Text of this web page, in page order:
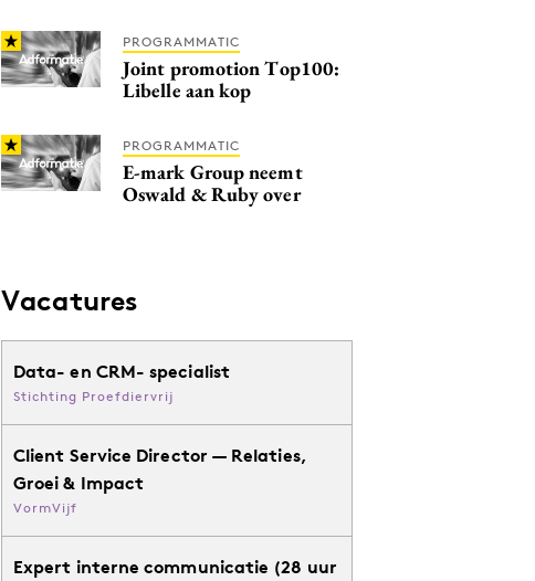
PROGRAMMATIC
Joint promotion Top100:
Libelle aan kop
PROGRAMMATIC
E-mark Group neemt
Oswald & Ruby over
Vacatures
Data- en CRM- specialist
Stichting Proefdiervrij
Client Service Director — Relaties,
Groei & Impact
VormVijf
Expert interne communicatie (28 uur